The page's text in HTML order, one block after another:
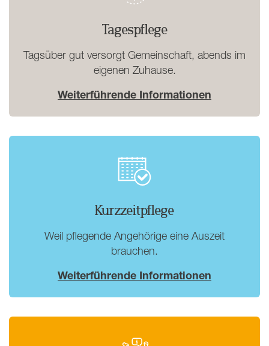
Tagespflege
Tagsüber gut versorgt Gemeinschaft, abends im
eigenen Zuhause.
Weiterführende Informationen
Kurzzeitpflege
Weil pflegende Angehörige eine Auszeit
brauchen.
Weiterführende Informationen